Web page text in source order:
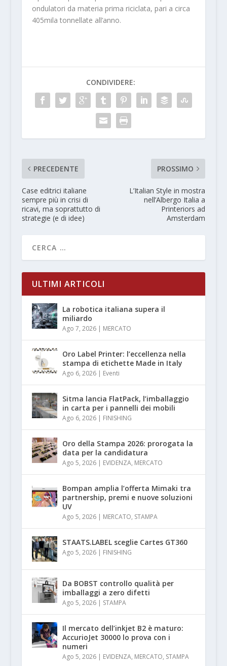
ondulatori da materia prima riciclata, pari a circa
405mila tonnellate all’anno.
CONDIVIDERE:
PRECEDENTE
Case editrici italiane
sempre più in crisi di
ricavi, ma soprattutto di
strategie (e di idee)
PROSSIMO
L’Italian Style in mostra
nell’Albergo Italia a
Printeriors ad
Amsterdam
ULTIMI ARTICOLI
La robotica italiana supera il
miliardo
Ago 7, 2026| MERCATO
Oro Label Printer: l’eccellenza nella
stampa di etichette Made in Italy
Ago 6, 2026| Eventi
Sitma lancia FlatPack, l’imballaggio
in carta per i pannelli dei mobili
Ago 6, 2026| FINISHING
Oro della Stampa 2026: prorogata la
data per la candidatura
Ago 5, 2026| EVIDENZA, MERCATO
Bompan amplia l’offerta Mimaki tra
partnership, premi e nuove soluzioni
UV
Ago 5, 2026| MERCATO, STAMPA
STAATS.LABEL sceglie Cartes GT360
Ago 5, 2026| FINISHING
Da BOBST controllo qualità per
imballaggi a zero difetti
Ago 5, 2026| STAMPA
Il mercato dell’inkjet B2 è maturo:
AccurioJet 30000 lo prova con i
numeri
Ago 5, 2026| EVIDENZA, MERCATO, STAMPA